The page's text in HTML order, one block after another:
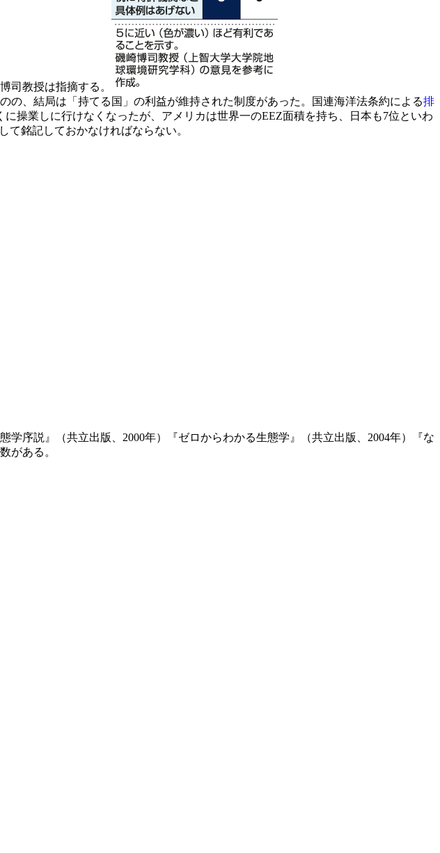
司教授は指摘する。
、結局は「持てる国」の利益が維持された制度があった。国連海洋法条約による排
に操業しに行けなくなったが、アメリカは世界一のEEZ面積を持ち、日本も7位といわ
銘記しておかなければならない。
序説』（共立出版、2000年）『ゼロからわかる生態学』（共立出版、2004年）『な
がある。